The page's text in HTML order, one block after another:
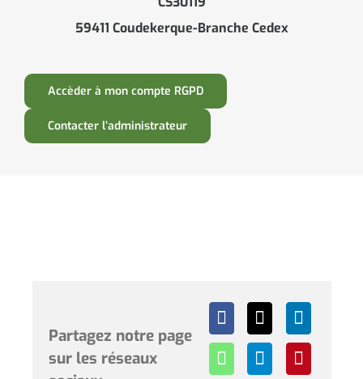
59411 Coudekerque-Branche Cedex
Accèder à mon compte RGPD
Contacter l’administrateur
Partagez notre page
sur les réseaux